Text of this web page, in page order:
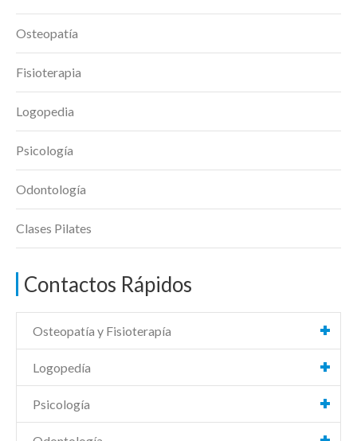
Osteopatía
Fisioterapia
Logopedia
Psicología
Odontología
Clases Pilates
Contactos Rápidos
Osteopatía y Fisioterapía
Logopedía
Psicología